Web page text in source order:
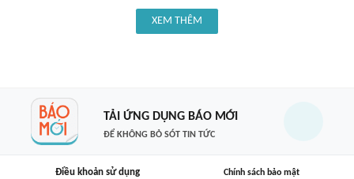
XEM THÊM
TẢI ỨNG DỤNG BÁO MỚI
ĐỂ KHÔNG BỎ SÓT TIN TỨC
Điều khoản sử dụng Chính sách bảo mật